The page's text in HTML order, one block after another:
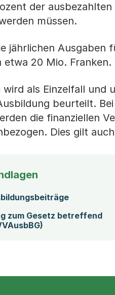
der
müssen.
jährlichen Ausgaben
20 Mio. Franken.
als Einzelfall und
beurteilt.
die finanziellen
Dies gilt
zum Gesetz betreffend